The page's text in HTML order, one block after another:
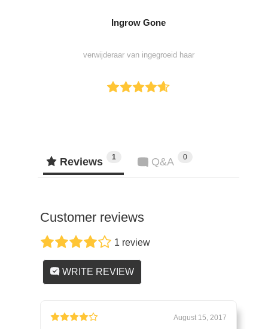
Ingrow Gone
verwijderaar van ingegroeid haar
Reviews 1 Q&A 0
Customer reviews
1 review
WRITE REVIEW
August 15, 2017